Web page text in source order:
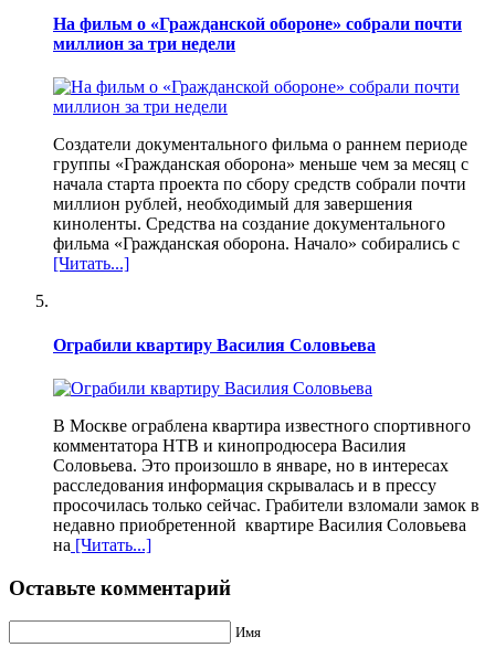
На фильм о «Гражданской обороне» собрали почти
миллион за три недели
Создатели документального фильма о раннем периоде
группы «Гражданская оборона» меньше чем за месяц с
начала старта проекта по сбору средств собрали почти
миллион рублей, необходимый для завершения
киноленты. Средства на создание документального
фильма «Гражданская оборона. Начало» собирались с
[Читать...]
Ограбили квартиру Василия Соловьева
В Москве ограблена квартира известного спортивного
комментатора НТВ и кинопродюсера Василия
Соловьева. Это произошло в январе, но в интересах
расследования информация скрывалась и в прессу
просочилась только сейчас. Грабители взломали замок в
недавно приобретенной квартире Василия Соловьева
на [Читать...]
Оставьте комментарий
Имя